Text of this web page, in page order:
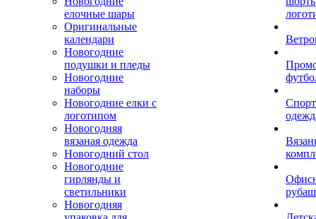
елочные шары
Оригинальные
календари
Новогодние
подушки и пледы
Новогодние
наборы
Новогодние елки с
логотипом
Новогодняя
вязаная одежда
Новогодний стол
Новогодние
гирлянды и
светильники
Новогодняя